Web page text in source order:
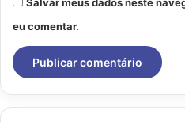
eu comentar.